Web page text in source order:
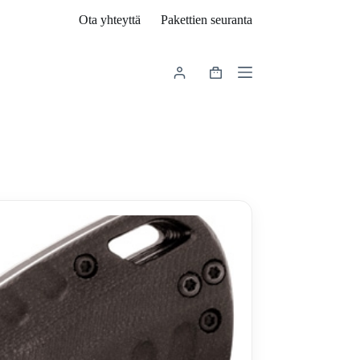
Ota yhteyttä Pakettien seuranta
Shopping